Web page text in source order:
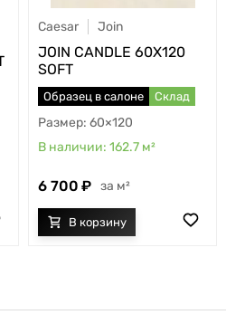
Caesar Join
JOIN CANDLE 60X120
SOFT
Образец в салоне Склад
60×120
162.7 м²
6 700 м²